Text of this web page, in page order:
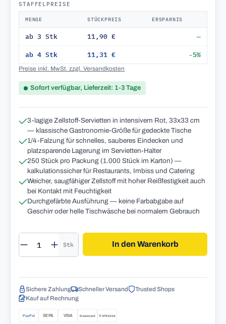
STAFFELPREISE
MENGE STÜCKPREIS ERSPARNIS
ab 3 Stk 11,90 € —
ab 4 Stk 11,31 € -5%
Preise inkl. MwSt. zzgl. Versandkosten
Sofort verfügbar, Lieferzeit: 1-3 Tage
3-lagige Zellstoff-Servietten in intensivem Rot, 33x33 cm
— klassische Gastronomie-Größe für gedeckte Tische
1/4-Falzung für schnelles, sauberes Eindecken und
platzsparende Lagerung im Servietten-Halter
250 Stück pro Packung (1.000 Stück im Karton) —
kalkulationssicher für Restaurants, Imbiss und Catering
Weicher, saugfähiger Zellstoff mit hoher Reißfestigkeit auch
bei Kontakt mit Feuchtigkeit
Durchgefärbte Ausführung — keine Farbabgabe auf
Geschirr oder helle Tischwäsche bei normalem Gebrauch
Produkt Anzahl: Gib den gewünschten
Stk In den Warenkorb
Sichere Zahlung Schneller Versand
Trusted Shops
Kauf auf Rechnung